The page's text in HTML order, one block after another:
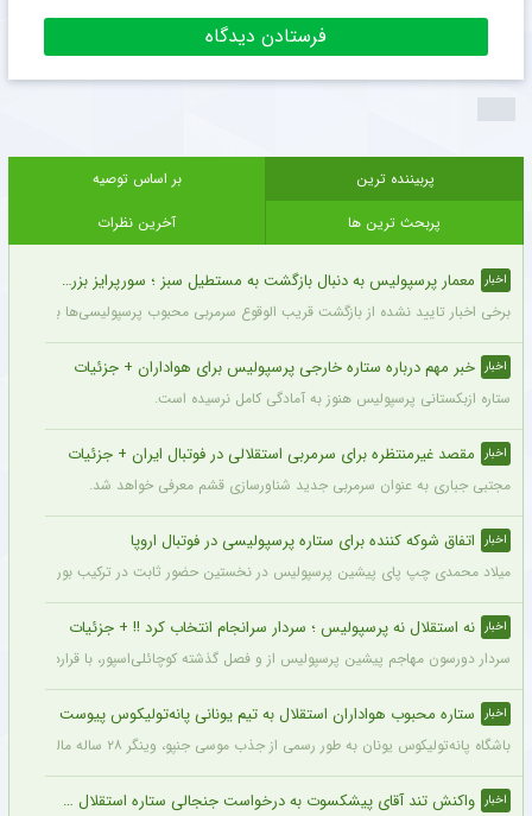
پربیننده ترین
بر اساس توصیه
پربحث ترین ها
آخرین نظرات
اخبار معمار پرسپولیس به دنبال بازگشت به مستطیل سبز ؛ سورپرایز بزرگ در راه است ؟ + جزئیات
برخی اخبار تایید نشده از بازگشت قریب الوقوع سرمربی محبوب پرسپولیسی‌ها به دنیای
اخبار خبر مهم درباره ستاره خارجی پرسپولیس برای هواداران + جزئیات
ستاره ازبکستانی پرسپولیس هنوز به آمادگی کامل نرسیده است.
اخبار مقصد غیرمنتظره برای سرمربی استقلالی در فوتبال ایران + جزئیات
مجتبی جباری به عنوان سرمربی جدید شناورسازی قشم معرفی خواهد شد.
اخبار اتفاق شوکه کننده برای ستاره پرسپولیسی در فوتبال اروپا
میلاد محمدی چپ‌ پای پیشین پرسپولیس در نخستین حضور ثابت در ترکیب بوراتس بانیا
اخبار نه استقلال نه پرسپولیس ؛ سردار سرانجام انتخاب کرد !! + جزئیات
سردار دورسون مهاجم پیشین پرسپولیس از و فصل گذشته کوچائلی‌اسپور، با قراردادی
اخبار ستاره محبوب هواداران استقلال به تیم یونانی پانه‌تولیکوس پیوست
باشگاه پانه‌تولیکوس یونان به طور رسمی از جذب موسی جنپو، وینگر ۲۸ ساله مالیایی سابق استقلال، با قراردادی دو ساله خبر داد.
اخبار واکنش تند آقای پیشکسوت به درخواست جنجالی ستاره استقلال + جزئیات